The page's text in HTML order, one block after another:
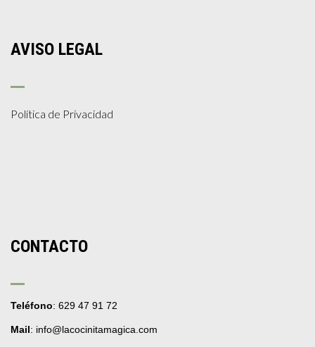
AVISO LEGAL
Política de Privacidad
CONTACTO
Teléfono: 629 47 91 72
Mail: info@lacocinitamagica.com